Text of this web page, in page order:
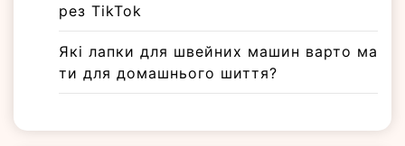
рез TikTok
Які лапки для швейних машин варто ма
ти для домашнього шиття?